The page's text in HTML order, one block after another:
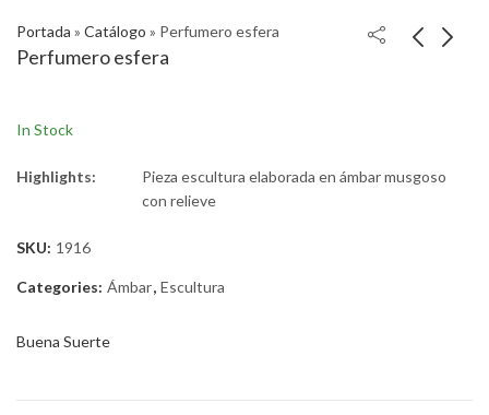
Portada » Catálogo » Perfumero esfera
Perfumero esfera
In Stock
Highlights:
Pieza escultura elaborada en ámbar musgoso
con relieve
SKU: 1916
Categories: Ámbar, Escultura
Buena Suerte